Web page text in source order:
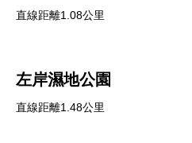
直線距離1.08公里
左岸濕地公園
直線距離1.48公里